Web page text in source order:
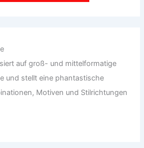
auf groß- und mittelformatige
und stellt eine phantastische
Motiven und Stilrichtungen